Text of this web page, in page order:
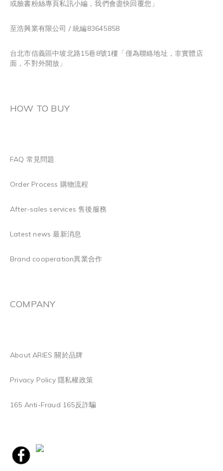
或臉書粉絲專頁私訊小編，我們會盡快回覆您」
至浩興業有限公司 / 統編83645858
台北市信義區中坡北路15巷8號1樓「僅為聯絡地址，非實體店
面，不對外開放」
HOW TO BUY
FAQ 常見問題
Order Process 購物流程
After-sales services 售後服務
Latest news 最新消息
Brand cooperation異業合作
COMPANY
About ARIES 關於品牌
Privacy Policy 隱私權政策
165 Anti-Fraud 165反詐騙